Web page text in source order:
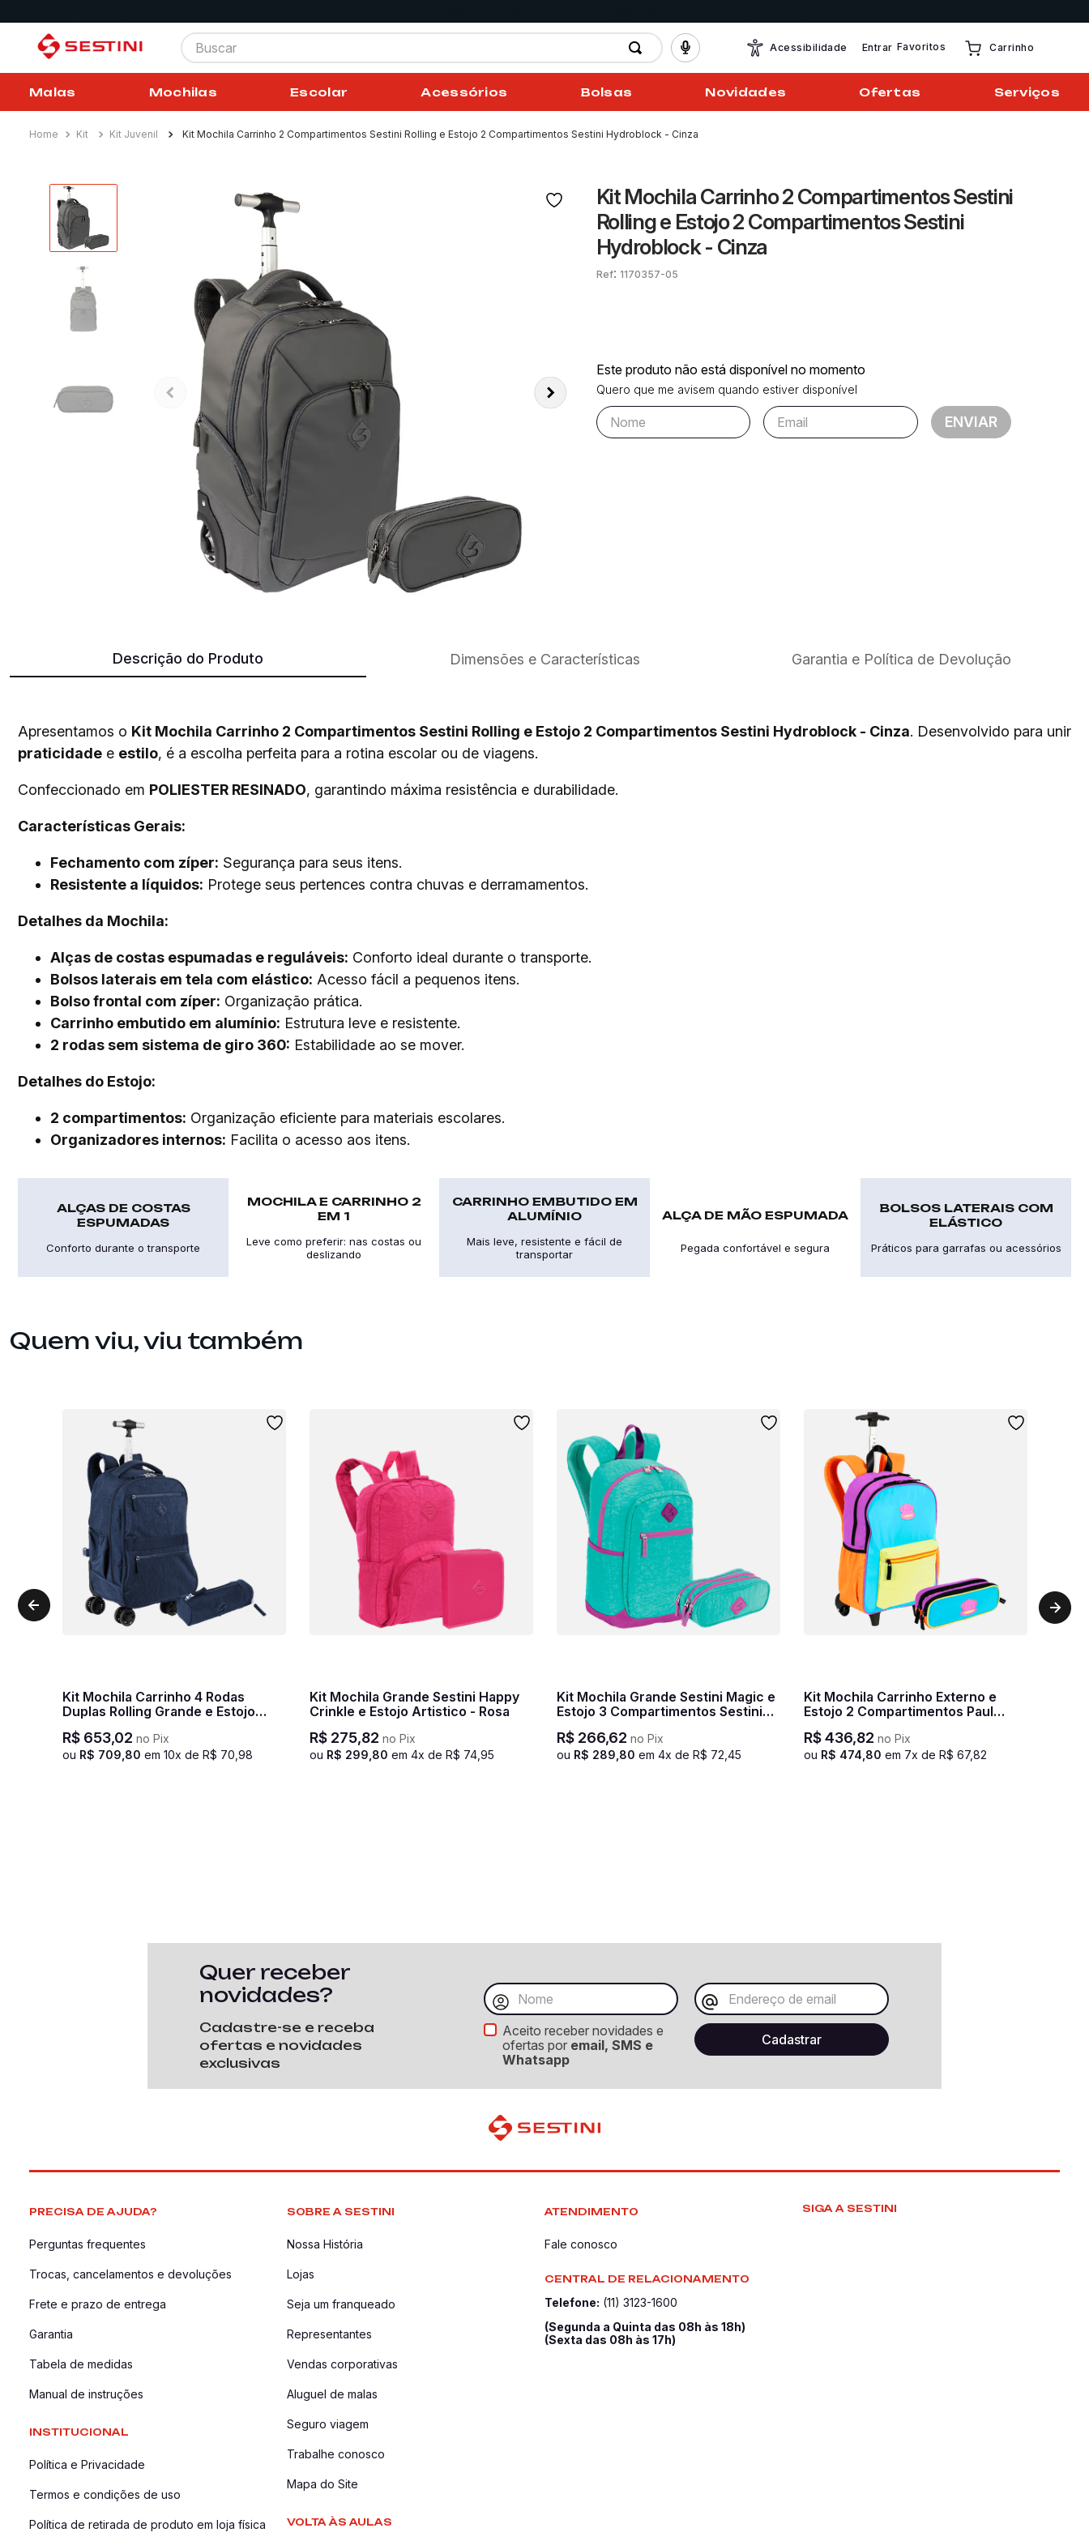
Buscar
Acessibilidade Entrar Favoritos Carrinho
Malas Mochilas Escolar Acessórios Bolsas Novidades Ofertas Serviços
Kit Kit Juvenil Kit Mochila Carrinho 2 Compartimentos Sestini Rolling e Estojo 2 Compartimentos Sestini Hydroblock - Cinza
Kit Mochila Carrinho 2 Compartimentos Sestini
Rolling e Estojo 2 Compartimentos Sestini
Hydroblock - Cinza
: 1170357-05
Este produto não está disponível no momento
Quero que me avisem quando estiver disponível
ENVIAR
Descrição do Produto Dimensões e Características Garantia e Política de Devolução
Apresentamos o Kit Mochila Carrinho 2 Compartimentos Sestini Rolling e Estojo 2 Compartimentos Sestini Hydroblock - Cinza. Desenvolvido para unir
praticidade e estilo, é a escolha perfeita para a rotina escolar ou de viagens.
Confeccionado em POLIESTER RESINADO, garantindo máxima resistência e durabilidade.
Características Gerais:
Fechamento com zíper: Segurança para seus itens.
Resistente a líquidos: Protege seus pertences contra chuvas e derramamentos.
Detalhes da Mochila:
Alças de costas espumadas e reguláveis: Conforto ideal durante o transporte.
Bolsos laterais em tela com elástico: Acesso fácil a pequenos itens.
Bolso frontal com zíper: Organização prática.
Carrinho embutido em alumínio: Estrutura leve e resistente.
2 rodas sem sistema de giro 360: Estabilidade ao se mover.
Detalhes do Estojo:
2 compartimentos: Organização eficiente para materiais escolares.
Organizadores internos: Facilita o acesso aos itens.
ALÇAS DE COSTAS
ESPUMADAS
Conforto durante o transporte
MOCHILA E CARRINHO 2
EM 1
Leve como preferir: nas costas ou
deslizando
CARRINHO EMBUTIDO EM
ALUMÍNIO
Mais leve, resistente e fácil de
transportar
ALÇA DE MÃO ESPUMADA
Pegada confortável e segura
BOLSOS LATERAIS COM
ELÁSTICO
Práticos para garrafas ou acessórios
Quem viu, viu também
Kit Mochila Carrinho 4 Rodas
Duplas Rolling Grande e Estojo
Com Bolso Sestini Crinkle - Azul
R$ 653,02 no Pix
ou R$ 709 80 em 10x de R$ 70 98
Kit Mochila Grande Sestini Happy
Crinkle e Estojo Artistico - Rosa
R$ 275,82 no Pix
ou R$ 299 80 em 4x de R$ 74, 95
Kit Mochila Grande Sestini Magic e
Estojo 3 Compartimentos Sestini
Crinkle Azul - Turquesa
R$ 266,62 no Pix
ou R$ 289 80 em 4x de R$ 72 45
Kit Mochila Carrinho Externo e
Estojo 2 Compartimentos Paul
Frank Authentic - Laranja
R$ 436,82 no Pix
ou R$ 474 80 em 7x de R$ 67,82
Quer receber
novidades?
Cadastre-se e receba
ofertas e novidades
exclusivas
Aceito receber novidades e
ofertas por email, SMS e
Whatsapp
PRECISA DE AJUDA?
Perguntas frequentes
Trocas, cancelamentos e devoluções
Frete e prazo de entrega
Garantia
Tabela de medidas
Manual de instruções
INSTITUCIONAL
Política e Privacidade
Termos e condições de uso
Política de retirada de produto em loja física
SOBRE A SESTINI
Nossa História
Lojas
Seja um franqueado
Representantes
Vendas corporativas
Aluguel de malas
Seguro viagem
Trabalhe conosco
Mapa do Site
VOLTA ÀS AULAS
ATENDIMENTO
Fale conosco
CENTRAL DE RELACIONAMENTO
Telefone: (11) 3123-1600
(Segunda a Quinta das 08h às 18h)
(Sexta das 08h às 17h)
SIGA A SESTINI